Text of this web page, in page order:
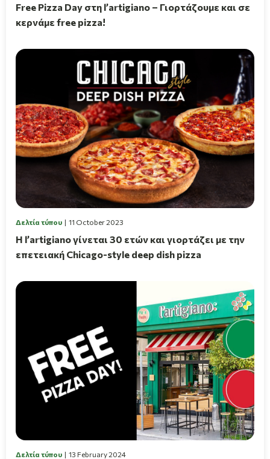
Free Pizza Day στη l’artigiano – Γιορτάζουμε και σε
κερνάμε free pizza!
Δελτία τύπου 11 October 2023
Η l’artigiano γίνεται 30 ετών και γιορτάζει με την
επετειακή Chicago-style deep dish pizza
Δελτία τύπου 13 February 2024